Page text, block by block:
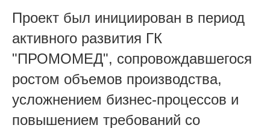
Проект был инициирован в период
активного развития ГК
"ПРОМОМЕД", сопровождавшегося
ростом объемов производства,
усложнением бизнес-процессов и
повышением требований со